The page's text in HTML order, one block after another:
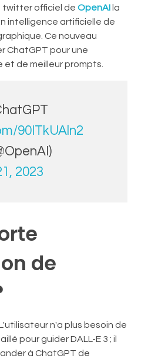
twitter officiel de OpenAI la
intelligence artificielle de
Ce nouveau
ChatGPT pour une
de meilleur prompts.
90ITkUAln2
2023
de
n'a plus besoin de
pour guider DALL-E 3 ; il
à ChatGPT de